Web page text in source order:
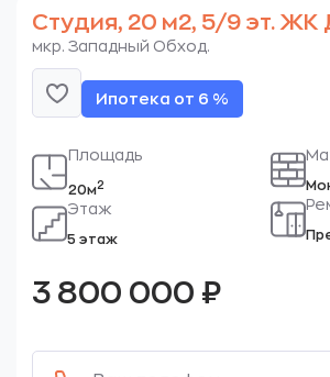
Студия, 20 м2, 5/9 эт. ЖК
мкр. Западный Обход.
Ипотека от 6 %
Площадь
20м2
Этаж
5 этаж
3 800 000 ₽